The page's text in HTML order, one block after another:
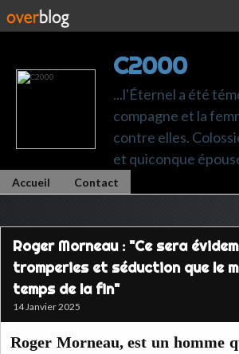
C2000
...l'Éternel a été
compagne et la
contre elles.
et quiconque
Accueil Contact
Roger Morneau : "Ce sera
tromperies et séduction que le
temps de la fin"
14 Janvier 2025
Roger Morneau, est un homme